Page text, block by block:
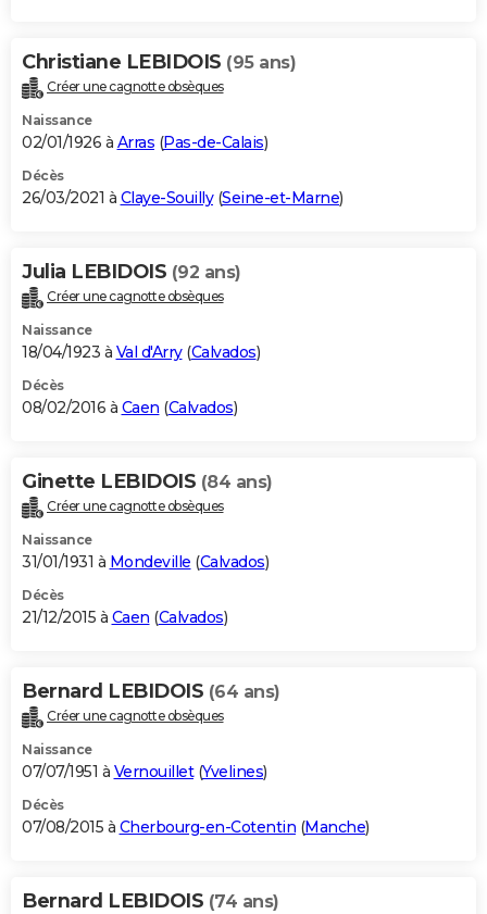
Christiane LEBIDOIS (95 ans)
Créer une cagnotte obsèques
Naissance
02/01/1926 à Arras (Pas-de-Calais)
Décès
26/03/2021 à Claye-Souilly(Seine-et-Marne)
Julia LEBIDOIS (92 ans)
Créer une cagnotte obsèques
Naissance
18/04/1923 à Val d'Arry(Calvados)
Décès
08/02/2016 à Caen (Calvados)
Ginette LEBIDOIS (84 ans)
Créer une cagnotte obsèques
Naissance
31/01/1931 à Mondeville (Calvados)
Décès
21/12/2015 à Caen (Calvados)
Bernard LEBIDOIS (64 ans)
Créer une cagnotte obsèques
Naissance
07/07/1951 à Vernouillet(Yvelines)
Décès
07/08/2015 à Cherbourg-en-Cotentin (Manche)
Bernard LEBIDOIS (74 ans)